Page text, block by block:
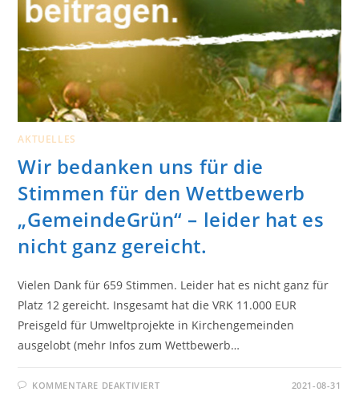
AKTUELLES
Wir bedanken uns für die
Stimmen für den Wettbewerb
„GemeindeGrün“ – leider hat es
nicht ganz gereicht.
Vielen Dank für 659 Stimmen. Leider hat es nicht ganz für
Platz 12 gereicht. Insgesamt hat die VRK 11.000 EUR
Preisgeld für Umweltprojekte in Kirchengemeinden
ausgelobt (mehr Infos zum Wettbewerb…
KOMMENTARE DEAKTIVIERTFÜR 2021-08-31